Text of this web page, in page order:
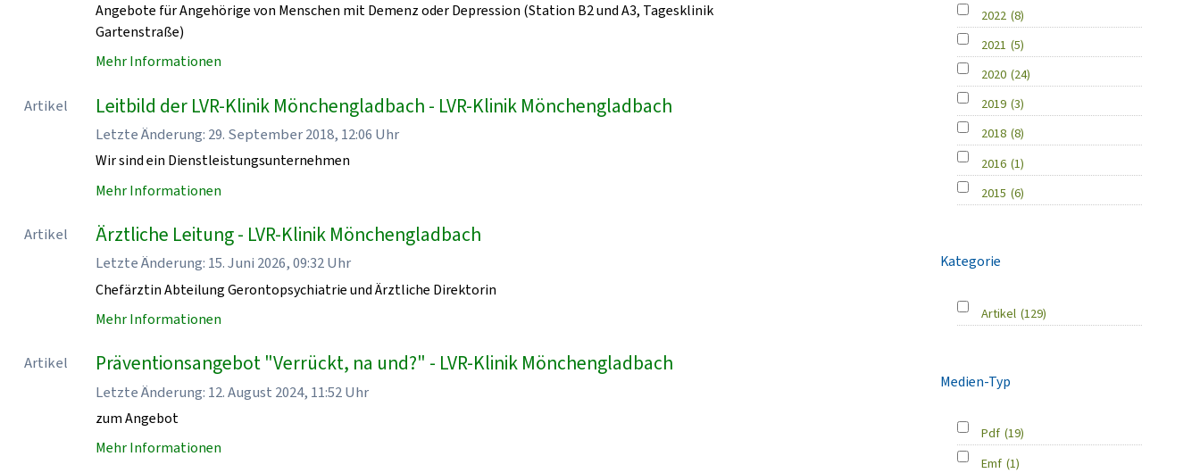
Angebote für Angehörige von Menschen mit Demenz oder Depression (Station B2 und A3, Tagesklinik
Gartenstraße)
Mehr Informationen
Artikel Leitbild der LVR-Klinik Mönchengladbach - LVR-Klinik Mönchengladbach
Letzte Änderung: 29. September 2018, 12:06 Uhr
Wir sind ein Dienstleistungsunternehmen
Mehr Informationen
Artikel Ärztliche Leitung - LVR-Klinik Mönchengladbach
Letzte Änderung: 15. Juni 2026, 09:32 Uhr
Chefärztin Abteilung Gerontopsychiatrie und Ärztliche Direktorin
Mehr Informationen
Artikel Präventionsangebot "Verrückt, na und?" - LVR-Klinik Mönchengladbach
Letzte Änderung: 12. August 2024, 11:52 Uhr
zum Angebot
Mehr Informationen
2022 (8)
2021 (5)
2020 (24)
2019 (3)
2018 (8)
2016 (1)
2015 (6)
Kategorie
Artikel (129)
Medien-Typ
Pdf (19)
Emf (1)